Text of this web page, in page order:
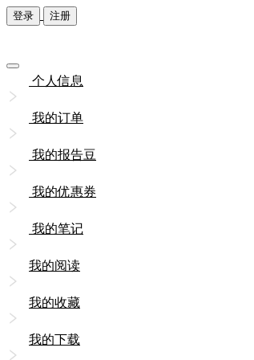
登录 注册
个人信息
我的订单
我的报告豆
我的优惠券
我的笔记
我的阅读
我的收藏
我的下载